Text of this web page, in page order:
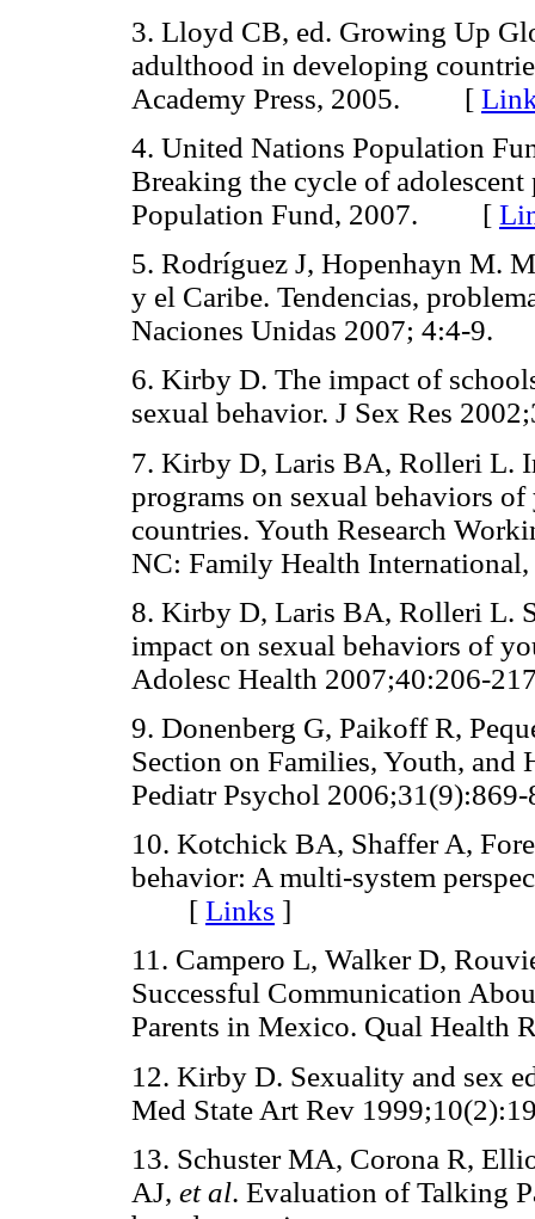
3. Lloyd CB, ed. Growing Up
adulthood in developing
Academy Press, 2005. [
4. United Nations Population
Breaking the cycle of
Population Fund, 2007. [
5. Rodríguez J, Hopenhayn M.
y el Caribe. Tendencias,
Naciones Unidas 2007;
6. Kirby D. The impact of
sexual behavior. J Sex Res
7. Kirby D, Laris BA, Rolleri L.
programs on sexual behaviors
countries. Youth Research
NC: Family Health
8. Kirby D, Laris BA, Rolleri L.
impact on sexual behaviors of
Adolesc Health
9. Donenberg G, Paikoff R,
Section on Families, Youth, and
Pediatr Psychol
10. Kotchick BA, Shaffer A,
behavior: A multi-system
[ Links ]
11. Campero L, Walker D,
Successful Communication
Parents in Mexico. Qual
12. Kirby D. Sexuality and sex
Med State Art Rev
13. Schuster MA, Corona R,
AJ, et al. Evaluation of Talking